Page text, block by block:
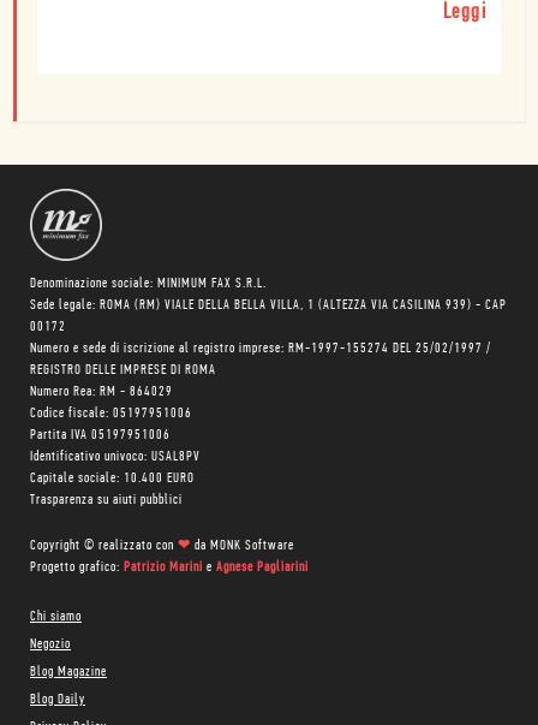
Leggi
Denominazione sociale: MINIMUM FAX S.R.L.
Sede legale: ROMA (RM) VIALE DELLA BELLA VILLA, 1 (ALTEZZA VIA CASILINA 939) - CAP
00172
Numero e sede di iscrizione al registro imprese: RM-1997-155274 DEL 25/02/1997 /
REGISTRO DELLE IMPRESE DI ROMA
Numero Rea: RM - 864029
Codice fiscale: 05197951006
Partita IVA 05197951006
Identificativo univoco: USAL8PV
Capitale sociale: 10.400 EURO
Trasparenza su aiuti pubblici
Copyright © realizzato con ❤ da MONK Software
Progetto grafico: Patrizio Marini e Agnese Pagliarini
Chi siamo
Negozio
Blog Magazine
Blog Daily